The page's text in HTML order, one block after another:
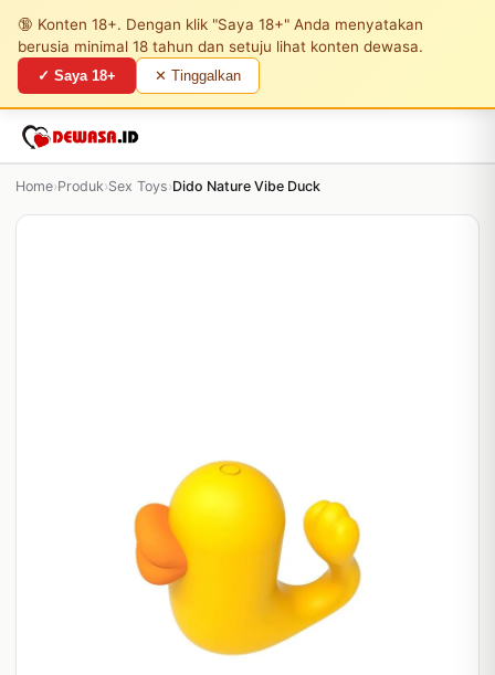
🔞 Konten 18+. Dengan klik "Saya 18+" Anda menyatakan
berusia minimal 18 tahun dan setuju lihat konten dewasa.
✓ Saya 18+ ✕ Tinggalkan
Home›Produk›Sex Toys›Dido Nature Vibe Duck